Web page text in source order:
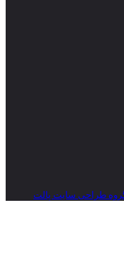
طراحی سایت پالت